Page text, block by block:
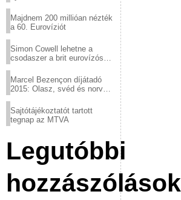
Majdnem 200 millióan nézték
a 60. Eurovíziót
Simon Cowell lehetne a
csodaszer a brit eurovízós
Marcel Bezençon díjátadó
2015: Olasz, svéd és norvég
Sajtótájékoztatót tartott
tegnap az MTVA
Legutóbbi
hozzászólások